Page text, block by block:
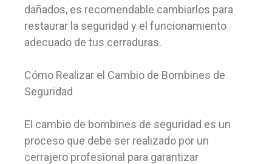
dañados, es recomendable cambiarlos para
restaurar la seguridad y el funcionamiento
adecuado de tus cerraduras.
Cómo Realizar el Cambio de Bombines de
Seguridad
El cambio de bombines de seguridad es un
proceso que debe ser realizado por un
cerrajero profesional para garantizar